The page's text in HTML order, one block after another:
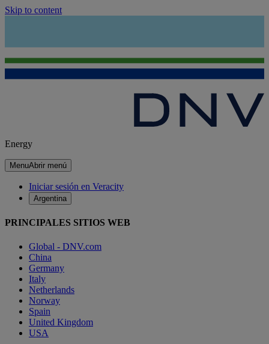
Skip to content
Energy
MenuAbrir menú
Iniciar sesión en Veracity
Argentina
PRINCIPALES SITIOS WEB
Global - DNV.com
China
Germany
Italy
Netherlands
Norway
Spain
United Kingdom
USA